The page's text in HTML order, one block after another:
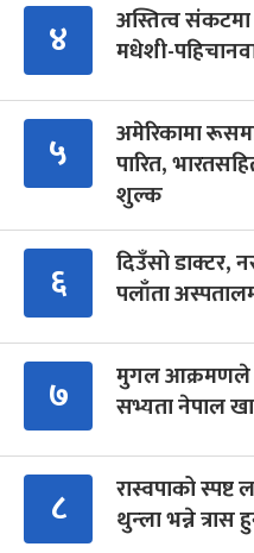
४
अस्तित्व संकटमा
मधेशी-
५
अमेरिकामा
पारित,
शुल्क
६
दिउँसो डाक्टर,
पलाँता
७
मुगल आक्रमणले
सभ्यता नेपाल
८
रास्वपाको स्पष्ट
थुन्ला भन्ने त्रास